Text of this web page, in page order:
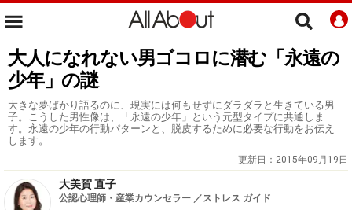
大人になれない男ゴコロに潜む「永遠の
少年」の謎
大きな夢ばかり語るのに、現実には何もせずにダラダラと生きている男
子。こうした男性像は、「永遠の少年」という元型タイプに共通しま
す。永遠の少年の行動パターンと、脱皮するために必要な行動をお伝え
します。
更新日： 2015年09月19日
大美賀 直子
公認心理師・産業カウンセラー ／ストレス ガイド